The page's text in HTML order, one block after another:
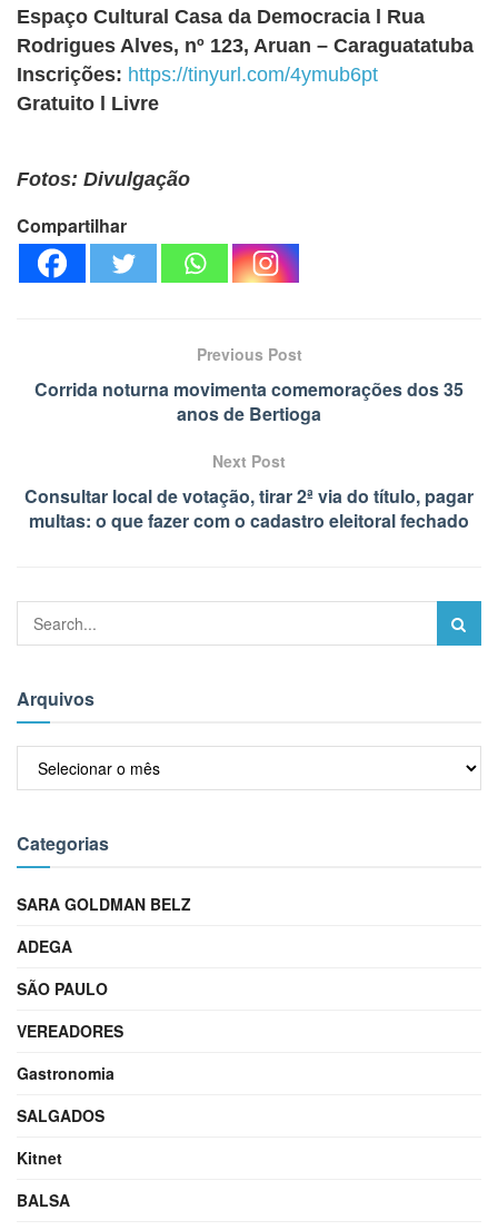
Espaço Cultural Casa da Democracia l Rua
Rodrigues Alves, nº 123, Aruan – Caraguatatuba
Inscrições: https://tinyurl.com/4ymub6pt
Gratuito l Livre
Fotos: Divulgação
Compartilhar
Previous Post
Corrida noturna movimenta comemorações dos 35
anos de Bertioga
Next Post
Consultar local de votação, tirar 2ª via do título, pagar
multas: o que fazer com o cadastro eleitoral fechado
Arquivos
Categorias
SARA GOLDMAN BELZ
ADEGA
SÃO PAULO
VEREADORES
Gastronomia
SALGADOS
Kitnet
BALSA